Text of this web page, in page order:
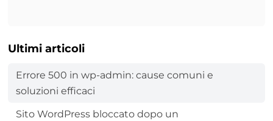
Ultimi articoli
Errore 500 in wp-admin: cause comuni e
soluzioni efficaci
Sito WordPress bloccato dopo un